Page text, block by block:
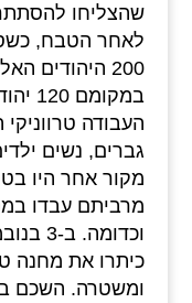
שהצליחו להסתתר
לאחר הטבח,
200 היהודים
גברים, נשים
מרביתם עבדו
כיתרו את מחנה
ומשטרה. השכם